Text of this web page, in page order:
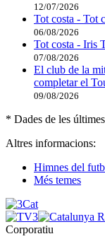
12/07/2026
Tot costa - Tot
06/08/2026
Tot costa - Iris
07/08/2026
El club de la
completar el
09/08/2026
* Dades de les
Altres informacions:
Himnes del
Més temes
Corporatiu